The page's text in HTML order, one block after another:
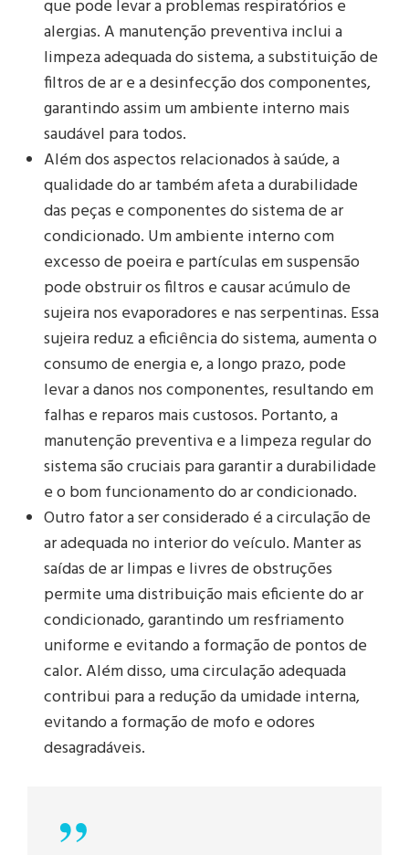
que pode levar a problemas respiratórios e
alergias. A manutenção preventiva inclui a
limpeza adequada do sistema, a substituição de
filtros de ar e a desinfecção dos componentes,
garantindo assim um ambiente interno mais
saudável para todos.
Além dos aspectos relacionados à saúde, a
qualidade do ar também afeta a durabilidade
das peças e componentes do sistema de ar
condicionado. Um ambiente interno com
excesso de poeira e partículas em suspensão
pode obstruir os filtros e causar acúmulo de
sujeira nos evaporadores e nas serpentinas. Essa
sujeira reduz a eficiência do sistema, aumenta o
consumo de energia e, a longo prazo, pode
levar a danos nos componentes, resultando em
falhas e reparos mais custosos. Portanto, a
manutenção preventiva e a limpeza regular do
sistema são cruciais para garantir a durabilidade
e o bom funcionamento do ar condicionado.
Outro fator a ser considerado é a circulação de
ar adequada no interior do veículo. Manter as
saídas de ar limpas e livres de obstruções
permite uma distribuição mais eficiente do ar
condicionado, garantindo um resfriamento
uniforme e evitando a formação de pontos de
calor. Além disso, uma circulação adequada
contribui para a redução da umidade interna,
evitando a formação de mofo e odores
desagradáveis.